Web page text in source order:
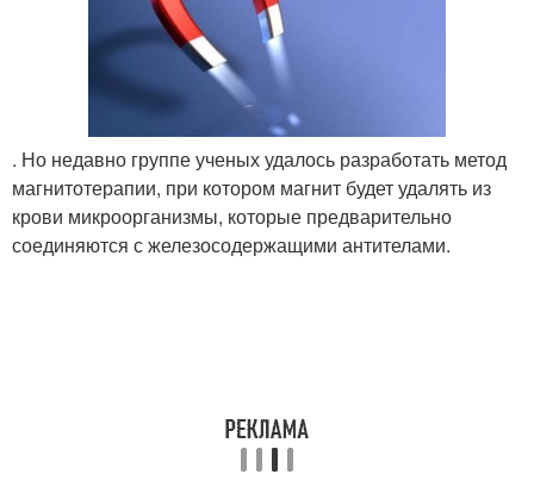
. Но недавно группе ученых удалось разработать метод
магнитотерапии, при котором магнит будет удалять из
крови микроорганизмы, которые предварительно
соединяются с железосодержащими антителами.